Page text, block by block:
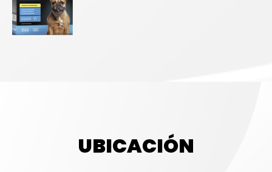
UBICACIÓN